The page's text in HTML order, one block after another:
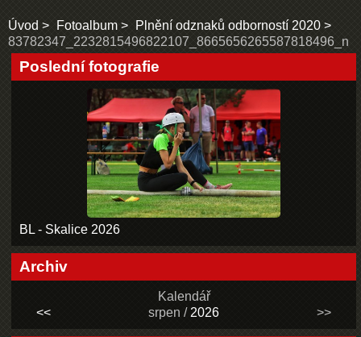
Úvod Fotoalbum
Plnění odznaků odborností 2020
83782347_2232815496822107_8665656265587818496_n
Poslední fotografie
BL - Skalice 2026
Archiv
Kalendář
<<
srpen / 2026 >>